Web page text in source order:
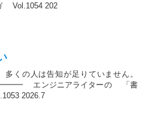
Vol.1054 202
くの人は告知が足りていません。
ンジニアライターの 「書
2026.7